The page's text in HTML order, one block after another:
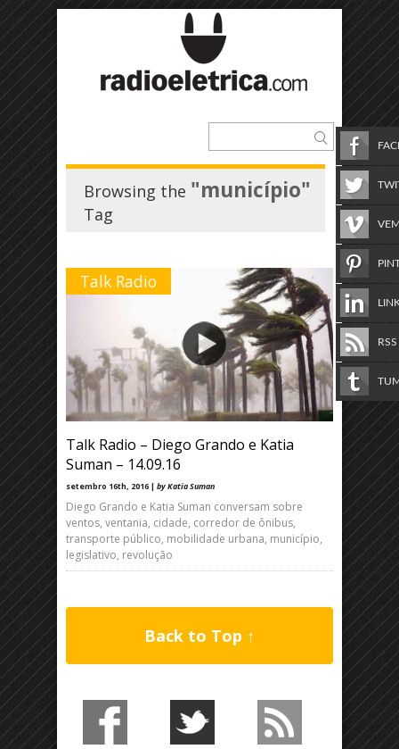
Browsing the "município"
Tag
Talk Radio
Talk Radio – Diego Grando e Katia
Suman – 14.09.16
setembro 16th, 2016 | by Katia Suman
Diego Grando e Katia Suman conversam sobre
ventos, ventania, cidade, corredor de ônibus,
transporte público, mobilidade urbana, município,
legislativo, revolução
Back to Top ↑
RSS